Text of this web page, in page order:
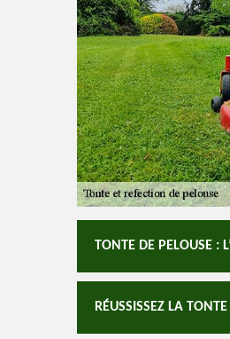
TONTE DE PELOUSE :
RÉUSSISSEZ LA